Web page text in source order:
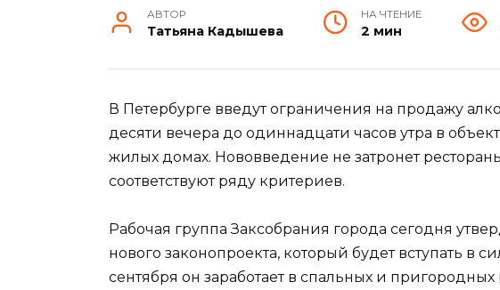
АВТОР
Татьяна Кадышева
НА ЧТЕНИЕ
2 мин
В Петербурге введут ограничения на продажу
десяти вечера до одиннадцати часов утра в
жилых домах. Нововведение не затронет
соответствуют ряду критериев.
Рабочая группа Заксобрания города сегодня
нового законопроекта, который будет вступать в
сентября он заработает в спальных и пригородных